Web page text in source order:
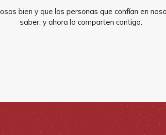
bien y que las personas que confían en
saber, y ahora lo comparten contigo.